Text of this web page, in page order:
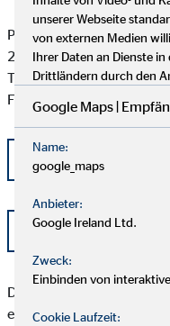
Postfach 101424
20009 Hamburg
Tel: +49 (0) 40 -696 508
Fax: +49 (0) 40 - 696 508
www.schlichtung-
Der Kunde sollte
erst angerufen werden
unserer Webseite
von externen Medien
Ihrer Daten an Dienste
Drittländern durch den
Google Maps |
Name:
google_maps
Anbieter:
Google Ireland Ltd.
Zweck:
Einbinden von
Cookie Laufzeit: